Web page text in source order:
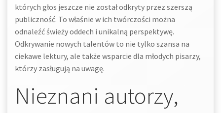
których głos jeszcze nie został odkryty przez szerszą
publiczność. To właśnie w ich twórczości można
odnaleźć świeży oddech i unikalną perspektywę.
Odkrywanie nowych talentów to nie tylko szansa na
ciekawe lektury, ale także wsparcie dla młodych pisarzy,
którzy zasługują na uwagę.
Nieznani autorzy,